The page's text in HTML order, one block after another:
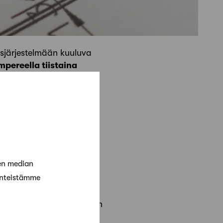
median
kuuluva
tiistaina
korvata pätevyyden
6 kysymyksestä,
pätevyyden
järjestäjän
valitsemaansa viiteen
on